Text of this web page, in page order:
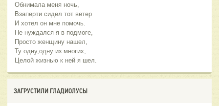
Обнимала меня ночь,
Взаперти сидел тот ветер
И хотел он мне помочь.
Не нуждался я в подмоге,
Просто женщину нашел,
Ту одну,одну из многих,
Целой жизнью к ней я шел.
ЗАГРУСТИЛИ ГЛАДИОЛУСЫ